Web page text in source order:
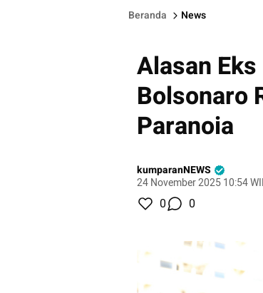
Beranda News
Alasan
Bolsonaro
Paranoia
kumparanNEWS
24 November 2025 10:54
0 0